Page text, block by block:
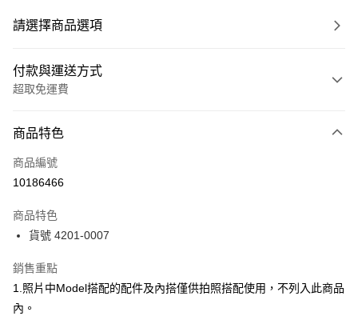
請選擇商品選項
付款與運送方式
超取免運費
信用卡一次付款
超商取貨付款
ATM付款
運送方式
全家取貨付款
商品特色
商品編號
10186466
商品特色
貨號 4201-0007
銷售重點
1.照片中Model搭配的配件及內搭僅供拍照搭配使用，不列入此商品
內。